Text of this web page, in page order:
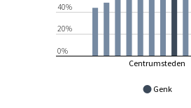
Genk
Centrumsteden
0%
20%
40%